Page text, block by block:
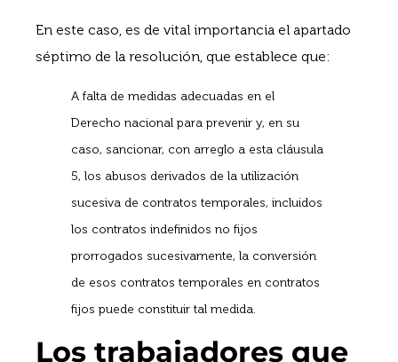
En este caso, es de vital importancia el apartado
séptimo de la resolución, que establece que:
A falta de medidas adecuadas en el
Derecho nacional para prevenir y, en su
caso, sancionar, con arreglo a esta cláusula
5, los abusos derivados de la utilización
sucesiva de contratos temporales, incluidos
los contratos indefinidos no fijos
prorrogados sucesivamente, la conversión
de esos contratos temporales en contratos
fijos puede constituir tal medida.
Los trabajadores que